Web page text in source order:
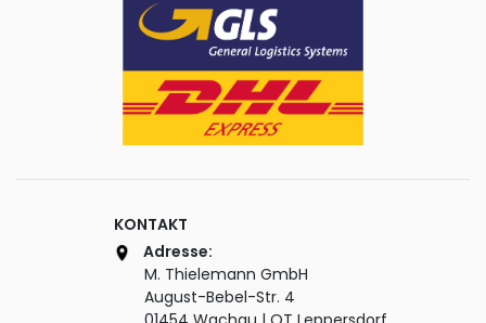
KONTAKT
Adresse:
M. Thielemann GmbH
August-Bebel-Str. 4